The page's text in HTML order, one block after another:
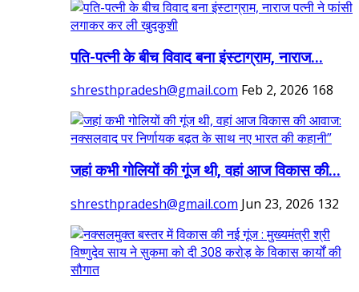
पति-पत्नी के बीच विवाद बना इंस्टाग्राम, नाराज...
shresthpradesh@gmail.com Feb 2, 2026 168
जहां कभी गोलियों की गूंज थी, वहां आज विकास की...
shresthpradesh@gmail.com Jun 23, 2026 132